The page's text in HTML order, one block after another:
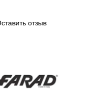
отзыв